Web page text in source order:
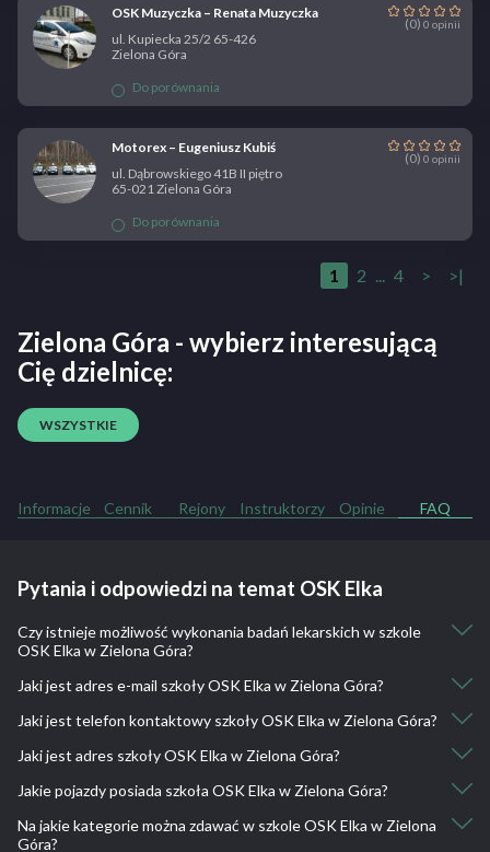
OSK Muzyczka – Renata Muzyczka
(0) 0 opinii
ul. Kupiecka 25/2 65-426
Zielona Góra
Do porównania
Motorex – Eugeniusz Kubiś
(0) 0 opinii
ul. Dąbrowskiego 41B II piętro
65-021 Zielona Góra
Do porównania
1 2 ... 4 > >|
Zielona Góra - wybierz interesującą
Cię dzielnicę:
WSZYSTKIE
Informacje Cennik Rejony Instruktorzy Opinie FAQ
Pytania i odpowiedzi na temat OSK Elka
Czy istnieje możliwość wykonania badań lekarskich w szkole
OSK Elka w Zielona Góra?
Nie, nie ma takiej możliwości.
Jaki jest adres e-mail szkoły OSK Elka w Zielona Góra?
biuro@elka-osk.pl
Jaki jest telefon kontaktowy szkoły OSK Elka w Zielona Góra?
607 884 867
Jaki jest adres szkoły OSK Elka w Zielona Góra?
ul. Urszuli 3 Zielona Góra
Jakie pojazdy posiada szkoła OSK Elka w Zielona Góra?
Toyota Yaris
Na jakie kategorie można zdawać w szkole OSK Elka w Zielona
Góra?